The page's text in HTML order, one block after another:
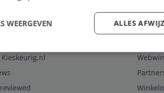
Kieskeurig.nl
ALLES
WEERGEVEN